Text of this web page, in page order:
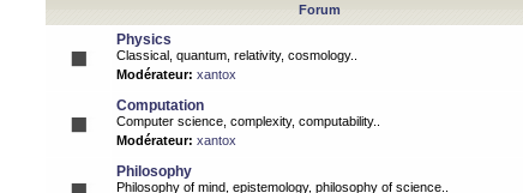
Forum
Physics
Classical, quantum, relativity, cosmology..
Modérateur: xantox
Computation
Computer science, complexity, computability..
Modérateur: xantox
Philosophy
Philosophy of mind, epistemology, philosophy of science..